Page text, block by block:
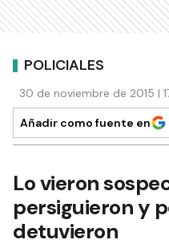
POLICIALES
30 de noviembre de 2015 |
Añadir como fuente en
Lo vieron
persiguieron y
detuvieron